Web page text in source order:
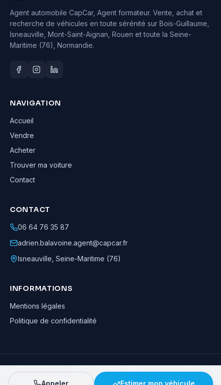
Agent automobile CapCar, Agent formateur. Vente, achat et
recherche de véhicules en toute sérénité sur Bois-Guillaume,
Isneauville, Mont-Saint-Aignan, Rouen et toute la Seine-
Maritime (76), Normandie.
NAVIGATION
Accueil
Vendre
Acheter
Trouver ma voiture
Contact
CONTACT
06 64 76 35 87
adrien.balavoine.agent@capcar.fr
Isneauville Seine-Maritime (76)
INFORMATIONS
Mentions légales
Politique de confidentialité
Adrien Balavoine—Agent automobile CapCar, Agent formateur· ©
· Tous droits réservés
Appeler Estimer mon véhicule